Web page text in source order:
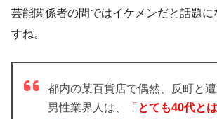
芸能関係者の間ではイケメンだと話題
すね。
都内の某百貨店で偶然、反町と
男性業界人は、
「 とても40代と